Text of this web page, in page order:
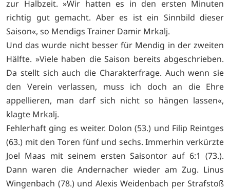
zur Halbzeit. »Wir hatten es in den ersten Minuten
richtig gut gemacht. Aber es ist ein Sinnbild dieser
Saison«, so Mendigs Trainer Damir Mrkalj.
Und das wurde nicht besser für Mendig in der zweiten
Hälfte. »Viele haben die Saison bereits abgeschrieben.
Da stellt sich auch die Charakterfrage. Auch wenn sie
den Verein verlassen, muss ich doch an die Ehre
appellieren, man darf sich nicht so hängen lassen«,
klagte Mrkalj.
Fehlerhaft ging es weiter. Dolon (53.) und Filip Reintges
(63.) mit den Toren fünf und sechs. Immerhin verkürzte
Joel Maas mit seinem ersten Saisontor auf 6:1 (73.).
Dann waren die Andernacher wieder am Zug. Linus
Wingenbach (78.) und Alexis Weidenbach per Strafstoß